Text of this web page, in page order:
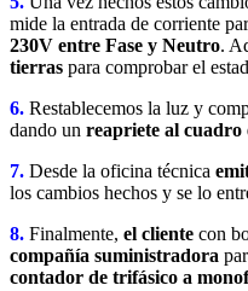
mide la entrada de corriente
230V entre Fase y Neutro.
tierras para comprobar el
6. Restablecemos la luz y
dando un reapriete al cuadro
7. Desde la oficina técnica
los cambios hechos y se lo
8. Finalmente, el cliente con
compañía suministradora
contador de trifásico a